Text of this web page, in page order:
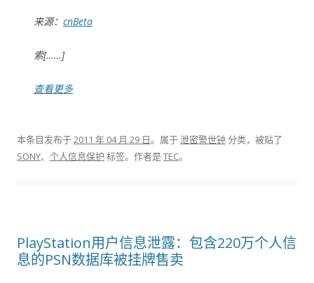
来源： cnBeta
索[……]
查看更多
本条目发布于2011 年 04 月 29 日。属于泄密警世钟 分类，被贴了
SONY、 个人信息保护 标签。 作者是TEC。
PlayStation用户信息泄露：包含220万个人信
息的PSN数据库被挂牌售卖